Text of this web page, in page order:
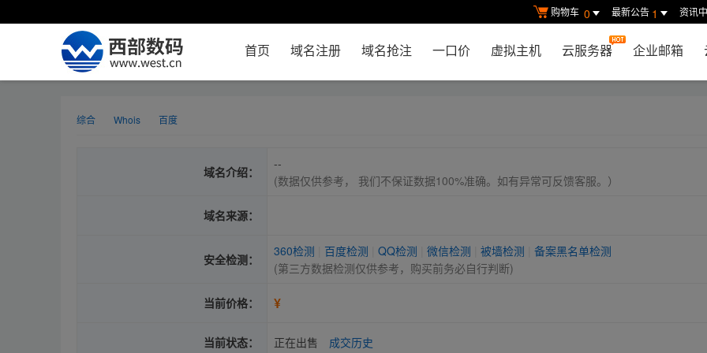
购物车 0 最新公告 1 资讯
首页 域名注册 域名抢注 一口价 虚拟主机 云服务器 企业邮箱
综合 Whois 百度
域名介绍：
--
(数据仅供参考， 我们不保证数据100%准确。如有异常可反馈客服。）
域名来源：
安全检测：
360检测 百度检测 QQ检测 微信检测 被墙检测
备案黑名单检测
(第三方数据检测仅供参考，购买前务必自行判断)
当前价格： ¥
当前状态： 正在出售 成交历史